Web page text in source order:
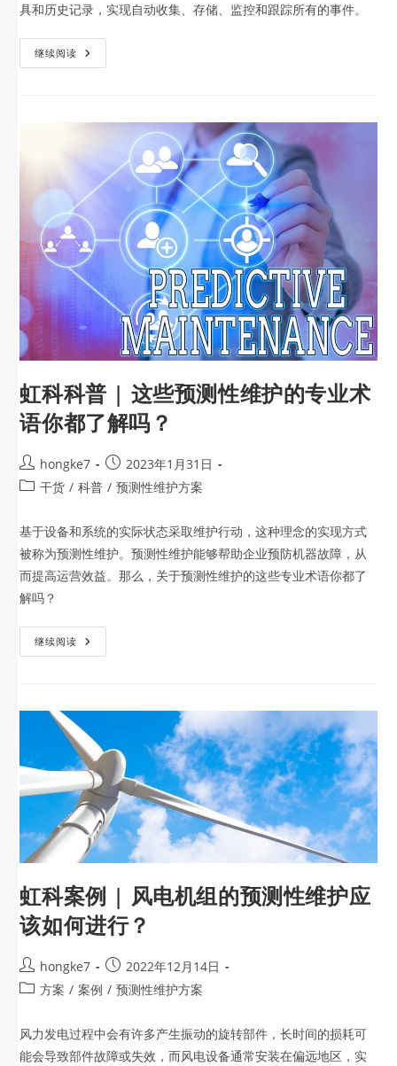
具和历史记录，实现自动收集、存储、监控和跟踪所有的事件。
继续阅读
虹科科普 | 这些预测性维护的专业术
语你都了解吗？
hongke7
2023年1月31日
干货 / 科普 / 预测性维护方案
基于设备和系统的实际状态采取维护行动，这种理念的实现方式
被称为预测性维护。预测性维护能够帮助企业预防机器故障，从
而提高运营效益。那么，关于预测性维护的这些专业术语你都了
解吗？
继续阅读
虹科案例 | 风电机组的预测性维护应
该如何进行？
hongke7
2022年12月14日
方案 / 案例 / 预测性维护方案
风力发电过程中会有许多产生振动的旋转部件，长时间的损耗可
能会导致部件故障或失效，而风电设备通常安装在偏远地区，实